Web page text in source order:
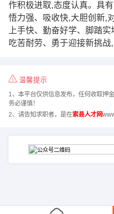
作积极进取,态度认真。具
悟力强、吸收快,大胆创新,
上手快、勤奋好学、脚踏实
吃苦耐劳、勇于迎接新挑战
温馨提示
1、本平台仅供信息发布，任何收取押
务必谨慎！
2、请告知求职者，是在索县人才网